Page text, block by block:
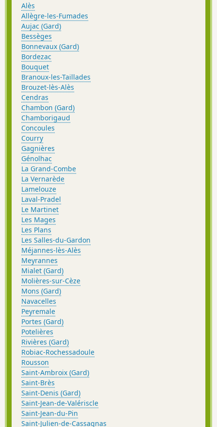
Alès
Allègre-les-Fumades
Aujac (Gard)
Bessèges
Bonnevaux (Gard)
Bordezac
Bouquet
Branoux-les-Taillades
Brouzet-lès-Alès
Cendras
Chambon (Gard)
Chamborigaud
Concoules
Courry
Gagnières
Génolhac
La Grand-Combe
La Vernarède
Lamelouze
Laval-Pradel
Le Martinet
Les Mages
Les Plans
Les Salles-du-Gardon
Méjannes-lès-Alès
Meyrannes
Mialet (Gard)
Molières-sur-Cèze
Mons (Gard)
Navacelles
Peyremale
Portes (Gard)
Potelières
Rivières (Gard)
Robiac-Rochessadoule
Rousson
Saint-Ambroix (Gard)
Saint-Brès
Saint-Denis (Gard)
Saint-Jean-de-Valériscle
Saint-Jean-du-Pin
Saint-Julien-de-Cassagnas